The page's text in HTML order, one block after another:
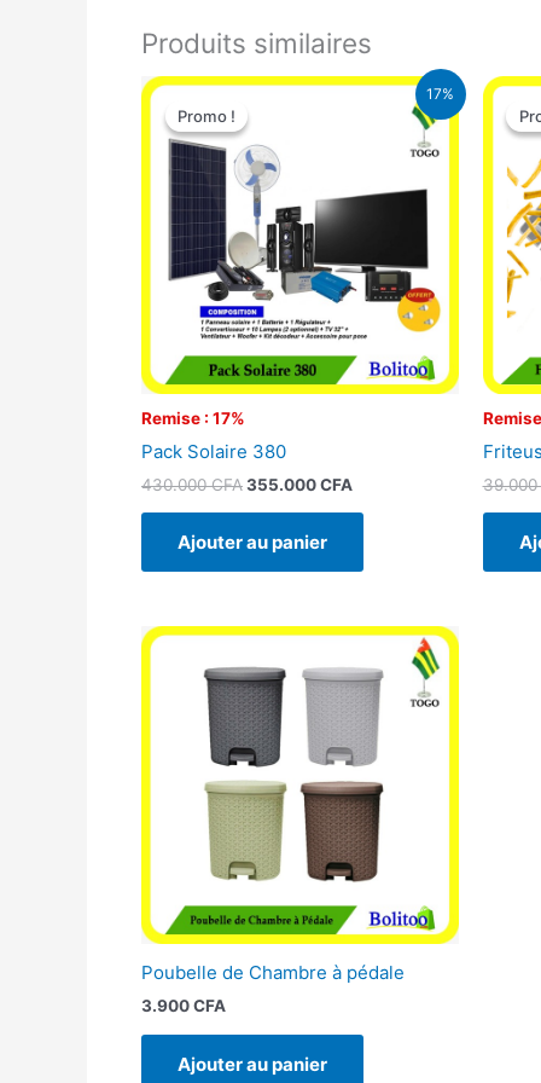
Produits similaires
17%
Promo !
Remise : 17%
Promo !
Pack Solaire 380
430.000CFA
Le
initial
était :
430.000 CFA.
355.000CFA
Le
Ajouter au panier
39.000
Poubelle de Chambre à pédale
3.900CFA
Ajouter au panier